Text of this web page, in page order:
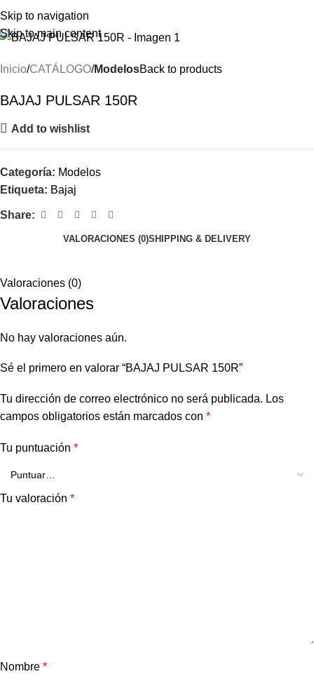
Skip to navigation
Skip to main content
Menu
Inicio CATÁLOGO ModelosBack to products
BAJAJ PULSAR 150R
Add to wishlist
Categoría: Modelos
Etiqueta: Bajaj
Share:
VALORACIONES (0)SHIPPING & DELIVERY
Valoraciones (0)
Valoraciones
No hay valoraciones aún.
Sé el primero en valorar “BAJAJ PULSAR 150R”
Tu dirección de correo electrónico no será publicada. Los
campos obligatorios están marcados con *
Tu puntuación *
Tu valoración *
Nombre *